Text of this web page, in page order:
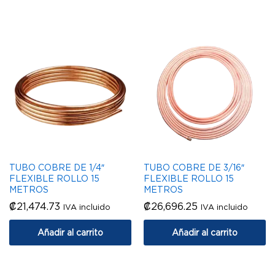
TUBO COBRE DE 1/4″
FLEXIBLE ROLLO 15
METROS
₡21,474.73 IVA incluido
Añadir al carrito
TUBO COBRE DE 3/16″
FLEXIBLE ROLLO 15
METROS
₡26,696.25 IVA incluido
Añadir al carrito